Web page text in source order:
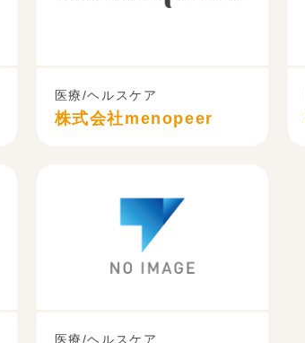
医療/ヘルスケア
株式会社menopeer
医療/ヘルスケア